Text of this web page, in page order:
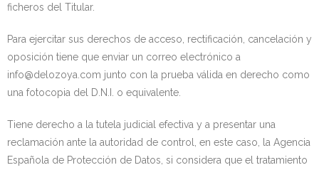
ficheros del Titular.
Para ejercitar sus derechos de acceso, rectificación, cancelación y
oposición tiene que enviar un correo electrónico a
info@delozoya.com junto con la prueba válida en derecho como
una fotocopia del D.N.I. o equivalente.
Tiene derecho a la tutela judicial efectiva y a presentar una
reclamación ante la autoridad de control, en este caso, la Agencia
Española de Protección de Datos, si considera que el tratamiento